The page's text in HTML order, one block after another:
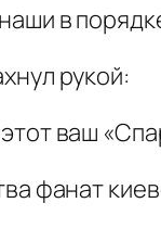
в
рукой:
ваш
фанат